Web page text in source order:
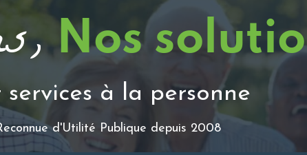
Nos
à la personne
d'Utilité Publique depuis 2008